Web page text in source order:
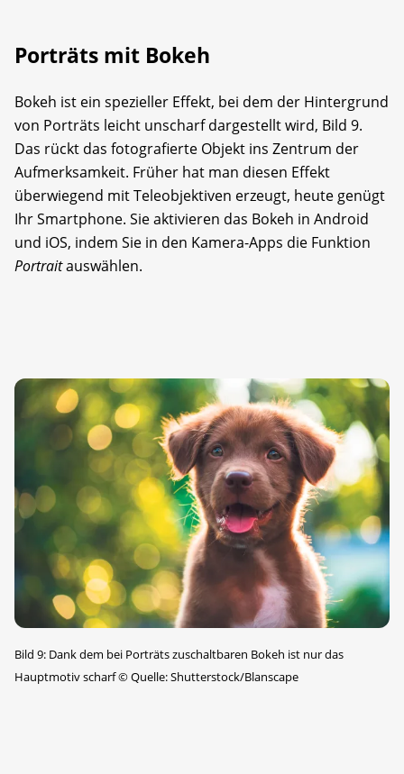
Porträts mit Bokeh
Bokeh ist ein spezieller Effekt, bei dem der Hintergrund
von Porträts leicht unscharf dargestellt wird, Bild 9.
Das rückt das fotografierte Objekt ins Zentrum der
Aufmerksamkeit. Früher hat man diesen Effekt
überwiegend mit Teleobjektiven erzeugt, heute genügt
Ihr Smartphone. Sie aktivieren das Bokeh in Android
und iOS, indem Sie in den Kamera-Apps die Funktion
Portraitauswählen.
Bild 9: Dank dem bei Porträts zuschaltbaren Bokeh ist nur das
Hauptmotiv scharf©Quelle: Shutterstock/Blanscape